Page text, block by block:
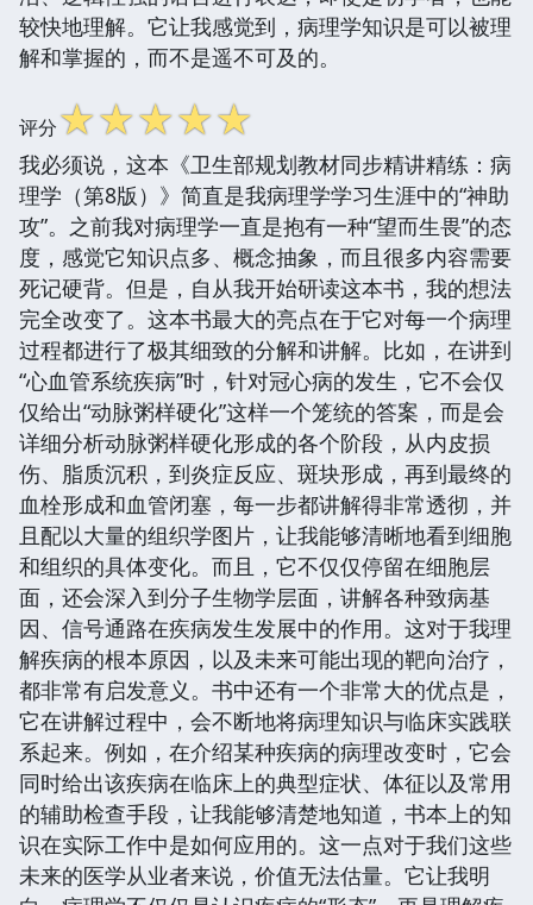
较快地理解。它让我感觉到，病理学知识是可以被理
解和掌握的，而不是遥不可及的。
评分☆☆☆☆☆
我必须说，这本《卫生部规划教材同步精讲精练：病
理学（第8版）》简直是我病理学学习生涯中的“神助
攻”。之前我对病理学一直是抱有一种“望而生畏”的态
度，感觉它知识点多、概念抽象，而且很多内容需要
死记硬背。但是，自从我开始研读这本书，我的想法
完全改变了。这本书最大的亮点在于它对每一个病理
过程都进行了极其细致的分解和讲解。比如，在讲到
“心血管系统疾病”时，针对冠心病的发生，它不会仅
仅给出“动脉粥样硬化”这样一个笼统的答案，而是会
详细分析动脉粥样硬化形成的各个阶段，从内皮损
伤、脂质沉积，到炎症反应、斑块形成，再到最终的
血栓形成和血管闭塞，每一步都讲解得非常透彻，并
且配以大量的组织学图片，让我能够清晰地看到细胞
和组织的具体变化。而且，它不仅仅停留在细胞层
面，还会深入到分子生物学层面，讲解各种致病基
因、信号通路在疾病发生发展中的作用。这对于我理
解疾病的根本原因，以及未来可能出现的靶向治疗，
都非常有启发意义。书中还有一个非常大的优点是，
它在讲解过程中，会不断地将病理知识与临床实践联
系起来。例如，在介绍某种疾病的病理改变时，它会
同时给出该疾病在临床上的典型症状、体征以及常用
的辅助检查手段，让我能够清楚地知道，书本上的知
识在实际工作中是如何应用的。这一点对于我们这些
未来的医学从业者来说，价值无法估量。它让我明